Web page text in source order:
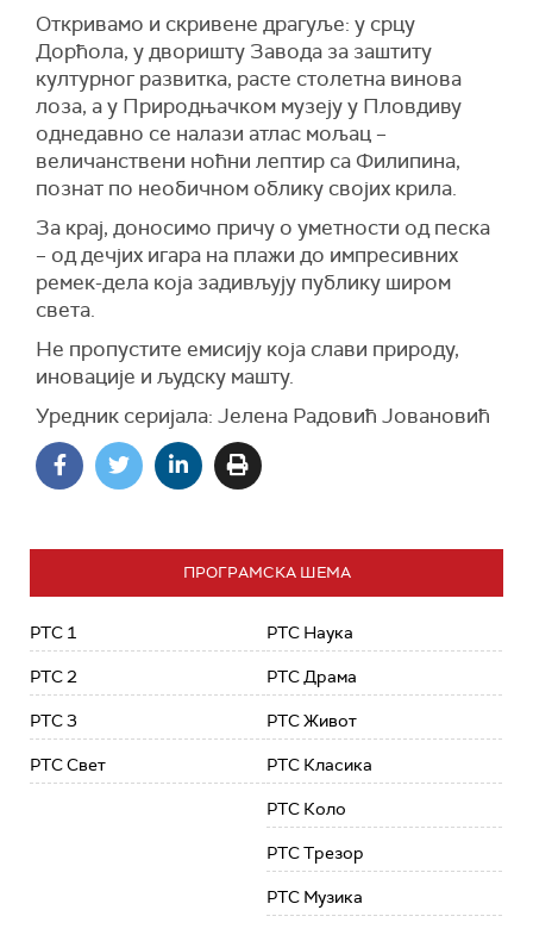
Откривамо и скривене драгуље: у срцу
Дорћола, у дворишту Завода за заштиту
културног развитка, расте столетна винова
лоза, а у Природњачком музеју у Пловдиву
однедавно се налази атлас мољац –
величанствени ноћни лептир са Филипина,
познат по необичном облику својих крила.
За крај, доносимо причу о уметности од песка
– од дечјих игара на плажи до импресивних
ремек-дела која задивљују публику широм
света.
Не пропустите емисију која слави природу,
иновације и људску машту.
Уредник серијала: Јелена Радовић Јовановић
ПРОГРАМСКА ШЕМА
РТС 1
РТС 2
РТС 3
РТС Свет
РТС Наука
РТС Драма
РТС Живот
РТС Класика
РТС Коло
РТС Трезор
РТС Музика